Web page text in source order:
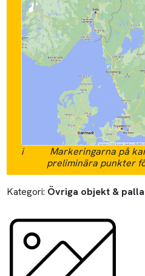
i
Markeringarna på
preliminära punkter
Kategori: Övriga objekt &